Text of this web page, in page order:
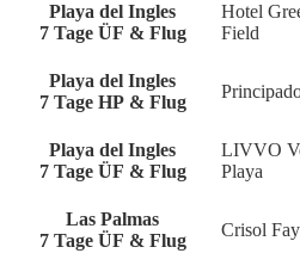
Playa del Ingles
7 Tage ÜF & Flug
Hotel
Field
Playa del Ingles
7 Tage HP & Flug
Playa del Ingles
7 Tage ÜF & Flug
LIVVO
Playa
Las Palmas
7 Tage ÜF & Flug
Crisol